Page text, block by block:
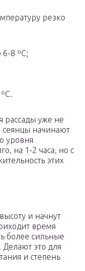
резко
6-8 ºC;
рассады уже не
сеянцы начинают
уровня
на 1-2 часа, но с
этих
и начнут
время
более сильные
это для
и степень